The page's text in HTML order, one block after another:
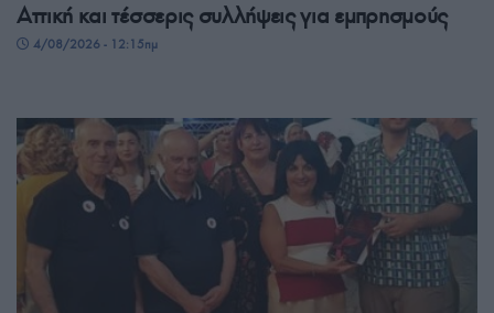
Αττική και τέσσερις συλλήψεις για εμπρησμούς
4/08/2026 - 12:15πμ